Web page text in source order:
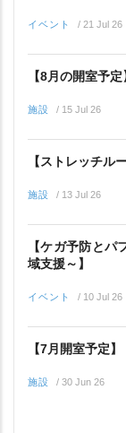
イベント / 21 Jul 26
【8月の開室予定
施設 / 15 Jul 26
【ストレッチル
施設 / 13 Jul 26
【ケガ予防と
域支援～】
イベント / 10 Jul 26
【7月開室予定】
施設 / 30 Jun 26